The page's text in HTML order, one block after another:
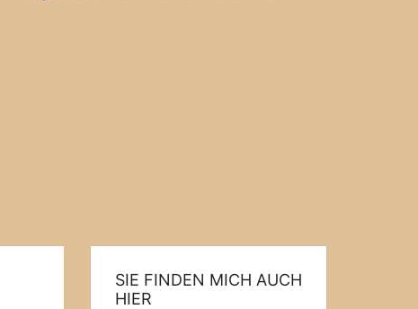
SIE FINDEN MICH AUCH
HIER